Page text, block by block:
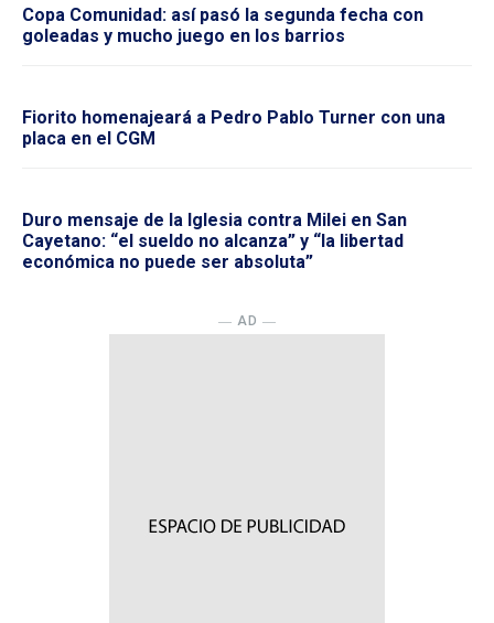
Copa Comunidad: así pasó la segunda fecha con
goleadas y mucho juego en los barrios
Fiorito homenajeará a Pedro Pablo Turner con una
placa en el CGM
Duro mensaje de la Iglesia contra Milei en San
Cayetano: “el sueldo no alcanza” y “la libertad
económica no puede ser absoluta”
― AD ―